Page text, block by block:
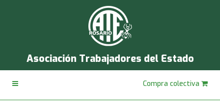
Asociación Trabajadores del Estado
Compra colectiva